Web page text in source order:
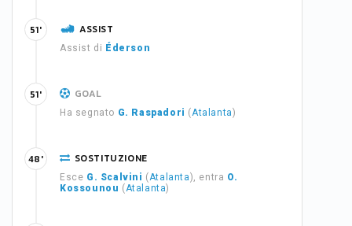
ASSIST
Assist di Éderson
51'
GOAL
Ha segnato G. Raspadori (Atalanta)
51'
SOSTITUZIONE
Esce G. Scalvini (Atalanta), entra O.
Kossounou (Atalanta)
48'